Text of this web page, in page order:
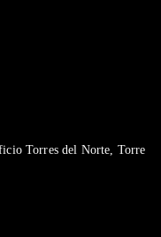
Torres del Norte, Torre